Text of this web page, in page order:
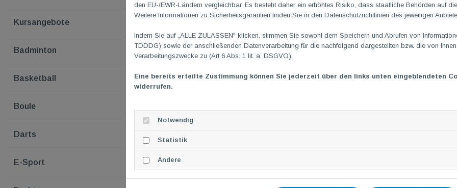
Kursangebote
Badminton
Basketball
Boule
Darts
E-Sport
Unsere Einsteigergruppe
Geübtengruppe
In derEinsteigergruppe"Jumpminions" sollen die Kinder
werden und die Grundtechnik mit den verschiedenen Seilen
vermittelt. Wichtiger Punkt ist hierbei die Förderung der
pro Woche für jede Gruppe jeweils eine Stunde lang statt.
fortschreitendem Trainingsstand in derGeübtengruppe
mit
Liederzusammenschnitten. Die Gruppen treten auf
Unsere Showgruppe
den EU-/EWR-Ländern vergleichbar. Es besteht daher ein erhöhtes Risiko, dass staatliche Behörden auf
Weitere Informationen zu Sicherheitsgarantien finden Sie in den Datenschutzrichtlinien des jeweiligen
Indem Sie auf „ALLE ZULASSEN" klicken, stimmen Sie sowohl dem Speichern und Abrufen von
TDDDG) sowie der anschließenden Datenverarbeitung für die nachfolgend dargestellten bzw. die von
Verarbeitungszwecke zu (Art 6 Abs. 1 lit. a. DSGVO).
Eine bereits erteilte Zustimmung können Sie jederzeit über den links unten eingeblendeten
widerrufen.
Notwendig
Statistik
Andere